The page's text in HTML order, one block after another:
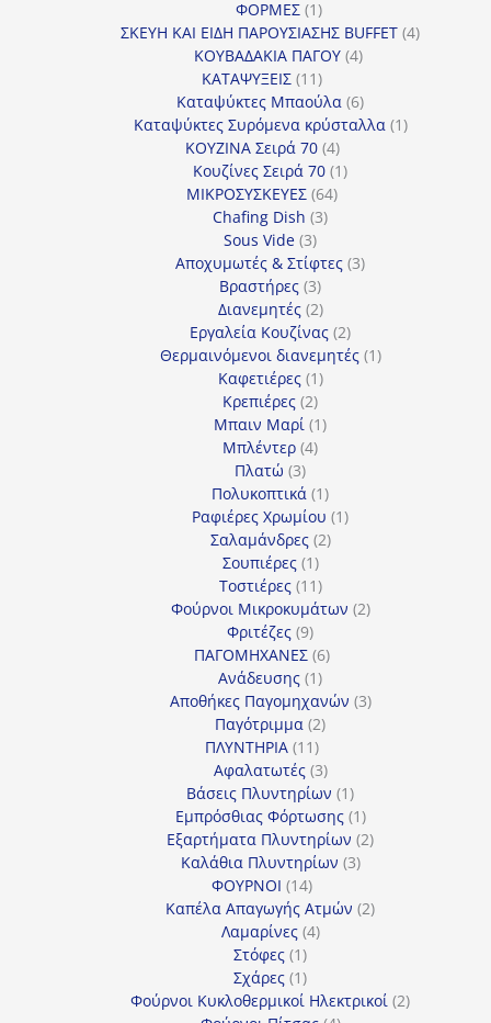
ΦΟΡΜΕΣ 11
προϊόν
ΣΚΕΥΗ ΚΑΙ ΕΙΔΗ ΠΑΡΟΥΣΙΑΣΗΣ BUFFET 44
ΚΟΥΒΑΔΑΚΙΑ ΠΑΓΟΥ 44
ΚΑΤΑΨΥΞΕΙΣ 1111
προϊόντα
Καταψύκτες Μπαούλα 66
προϊόντα
Καταψύκτες Συρόμενα κρύσταλλα 11
ΚΟΥΖΙΝΑ Σειρά 70 44
προϊόντα
Κουζίνες Σειρά 70 11
ΜΙΚΡΟΣΥΣΚΕΥΕΣ 6464
Chafing Dish 33
Sous Vide 33
προϊόντα
Αποχυμωτές & Στίφτες 33
Βραστήρες 33
προϊόντα
Διανεμητές 22
προϊόντα
Εργαλεία Κουζίνας 22
προϊόντα
Θερμαινόμενοι διανεμητές 11
Καφετιέρες 11
προϊόν
Κρεπιέρες 22
προϊόντα
Μπαιν Μαρί 11
Μπλέντερ 44
Πλατώ 33
προϊόντα
Πολυκοπτικά 11
προϊόν
Ραφιέρες Χρωμίου 11
Σαλαμάνδρες 22
Σουπιέρες 11
προϊόν
Τοστιέρες 1111
προϊόντα
Φούρνοι Μικροκυμάτων 22
Φριτέζες 99
προϊόντα
ΠΑΓΟΜΗΧΑΝΕΣ 66
Ανάδευσης 11
προϊόν
Αποθήκες Παγομηχανών 33
Παγότριμμα 22
ΠΛΥΝΤΗΡΙΑ 1111
προϊόντα
Αφαλατωτές 33
προϊόντα
Βάσεις Πλυντηρίων 11
προϊόν
Εμπρόσθιας Φόρτωσης 11
προϊόν
Εξαρτήματα Πλυντηρίων 22
Καλάθια Πλυντηρίων 33
ΦΟΥΡΝΟΙ 1414
προϊόντα
Καπέλα Απαγωγής Ατμών 22
Λαμαρίνες 44
Στόφες 11
προϊόν
Σχάρες 11
προϊόν
Φούρνοι Κυκλοθερμικοί Ηλεκτρικοί 22